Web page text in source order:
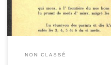
NON CLASSÉ